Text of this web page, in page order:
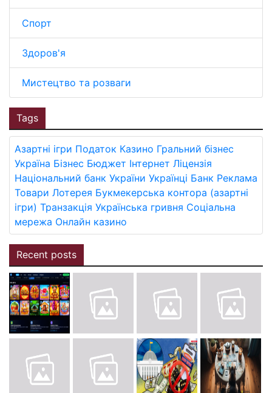
Спорт
Здоров'я
Мистецтво та розваги
Tags
Азартні ігри Податок Казино Гральний бізнес
Україна Бізнес Бюджет Інтернет Ліцензія
Національний банк України Українці Банк Реклама
Товари Лотерея Букмекерська контора (азартні
ігри) Транзакція Українська гривня Соціальна
мережа Онлайн казино
Recent posts